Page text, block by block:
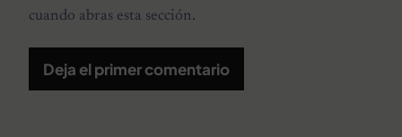
cuando abras esta sección.
Deja el primer comentario